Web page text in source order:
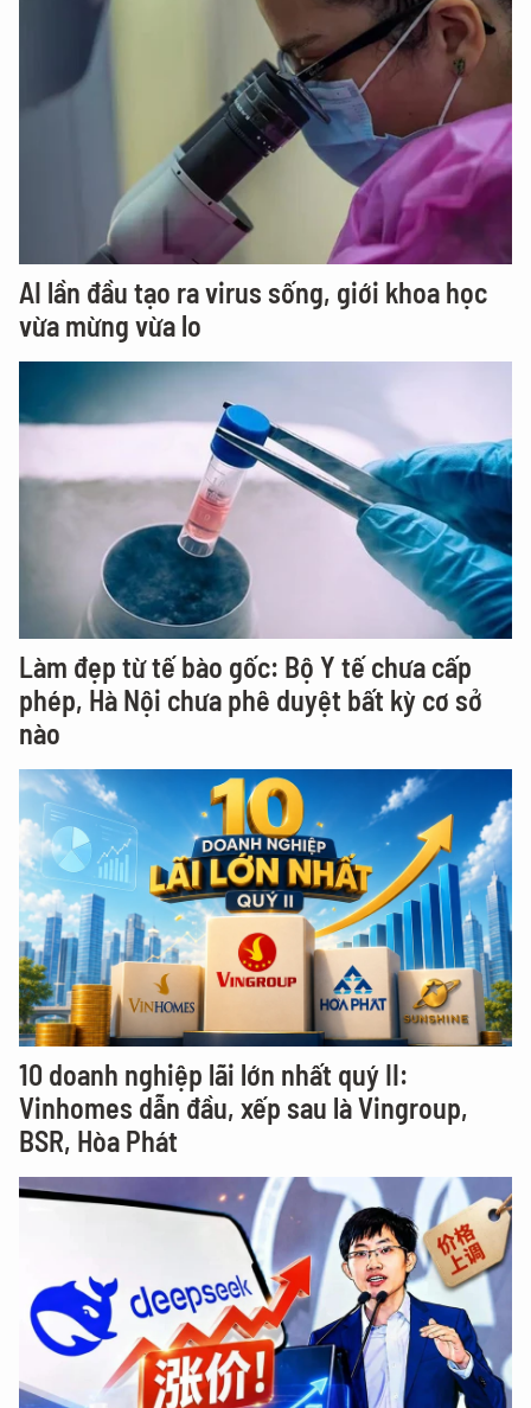
AI lần đầu tạo ra virus sống, giới khoa học
vừa mừng vừa lo
Làm đẹp từ tế bào gốc: Bộ Y tế chưa cấp
phép, Hà Nội chưa phê duyệt bất kỳ cơ sở
nào
10 doanh nghiệp lãi lớn nhất quý II:
Vinhomes dẫn đầu, xếp sau là Vingroup,
BSR, Hòa Phát